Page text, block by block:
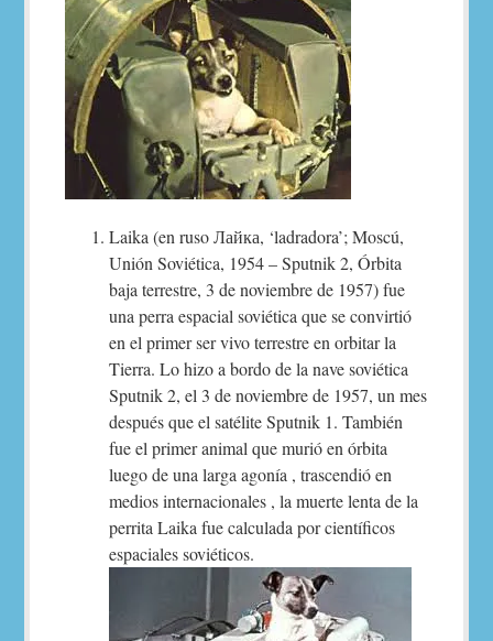
Laika (en ruso Лайка, ‘ladradora’; Moscú,
Unión Soviética, 1954 – Sputnik 2, Órbita
baja terrestre, 3 de noviembre de 1957) fue
una perra espacial soviética que se convirtió
en el primer ser vivo terrestre en orbitar la
Tierra. Lo hizo a bordo de la nave soviética
Sputnik 2, el 3 de noviembre de 1957, un mes
después que el satélite Sputnik 1. También
fue el primer animal que murió en órbita
luego de una larga agonía , trascendió en
medios internacionales , la muerte lenta de la
perrita Laika fue calculada por científicos
espaciales soviéticos.